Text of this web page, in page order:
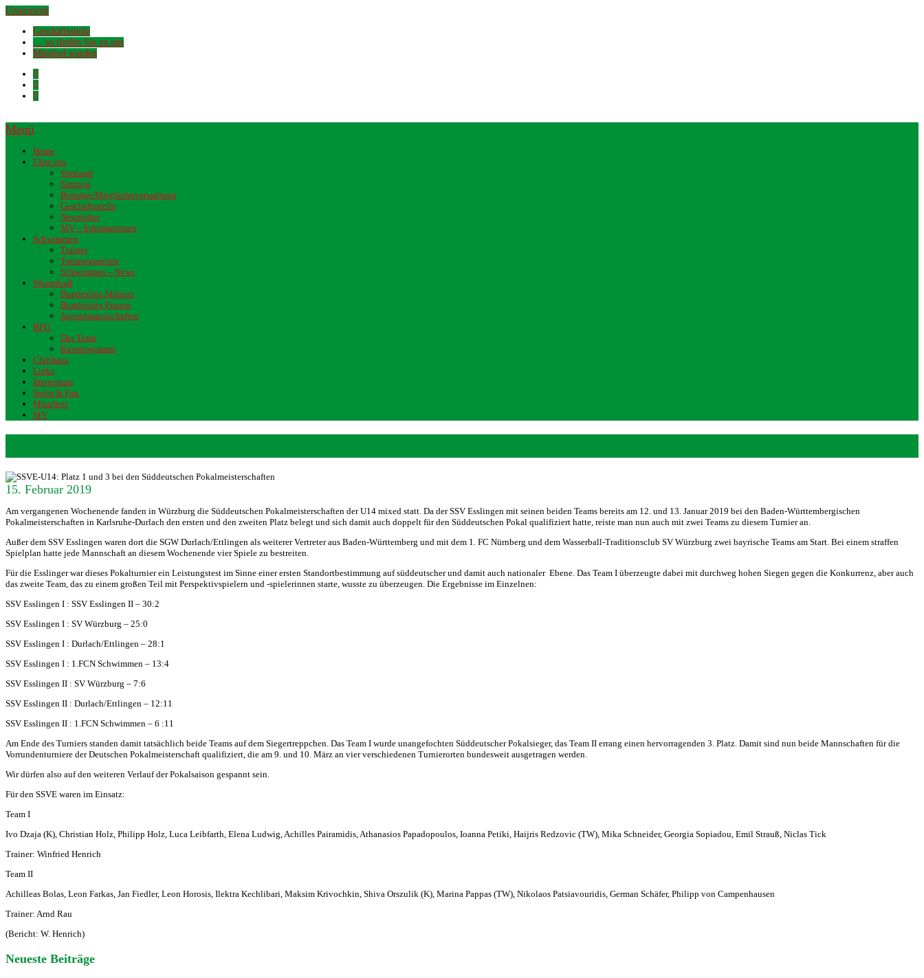
Untermenü
Geschäftsstelle
… so finden Sie zu uns
Mitglied werden
Menü
Home
Über uns
Vorstand
Satzung
Beiträge/Mitgliederverwaltung
Geschäftsstelle
Newsletter
MV – Informationen
Schwimmen
Trainer
Trainingszeiten
Schwimmen – News
Wasserball
Bundesliga Männer
Bundesliga Frauen
Jugendmannschaften
BFG
Das Team
Kursprogramm
Clubhaus
Links
Impressum
Swim & Fun
Mitarbeit
MV
15. Februar 2019
Am vergangenen Wochenende fanden in Würzburg die Süddeutschen Pokalmeisterschaften der U14 mixed statt. Da der SSV Esslingen mit seinen beiden Teams bereits am 12. und 13. Januar 2019 bei den Baden-Württembergischen
Pokalmeisterschaften in Karlsruhe-Durlach den ersten und den zweiten Platz belegt und sich damit auch doppelt für den Süddeutschen Pokal qualifiziert hatte, reiste man nun auch mit zwei Teams zu diesem Turnier an.
Außer dem SSV Esslingen waren dort die SGW Durlach/Ettlingen als weiterer Vertreter aus Baden-Württemberg und mit dem 1. FC Nürnberg und dem Wasserball-Traditionsclub SV Würzburg zwei bayrische Teams am Start. Bei einem straffen
Spielplan hatte jede Mannschaft an diesem Wochenende vier Spiele zu bestreiten.
Für die Esslinger war dieses Pokalturnier ein Leistungstest im Sinne einer ersten Standortbestimmung auf süddeutscher und damit auch nationaler Ebene. Das Team I überzeugte dabei mit durchweg hohen Siegen gegen die Konkurrenz, aber auch
das zweite Team, das zu einem großen Teil mit Perspektivspielern und -spielerinnen starte, wusste zu überzeugen. Die Ergebnisse im Einzelnen:
SSV Esslingen I : SSV Esslingen II – 30:2
SSV Esslingen I : SV Würzburg – 25:0
SSV Esslingen I : Durlach/Ettlingen – 28:1
SSV Esslingen I : 1.FCN Schwimmen – 13:4
SSV Esslingen II : SV Würzburg – 7:6
SSV Esslingen II : Durlach/Ettlingen – 12:11
SSV Esslingen II : 1.FCN Schwimmen – 6 :11
Am Ende des Turniers standen damit tatsächlich beide Teams auf dem Siegertreppchen. Das Team I wurde unangefochten Süddeutscher Pokalsieger, das Team II errang einen hervorragenden 3. Platz. Damit sind nun beide Mannschaften für die
Vorrundenturniere der Deutschen Pokalmeisterschaft qualifiziert, die am 9. und 10. März an vier verschiedenen Turnierorten bundesweit ausgetragen werden.
Wir dürfen also auf den weiteren Verlauf der Pokalsaison gespannt sein.
Für den SSVE waren im Einsatz:
Team I
Ivo Dzaja (K), Christian Holz, Philipp Holz, Luca Leibfarth, Elena Ludwig, Achilles Pairamidis, Athanasios Papadopoulos, Ioanna Petiki, Haijris Redzovic (TW), Mika Schneider, Georgia Sopiadou, Emil Strauß, Niclas Tick
Trainer: Winfried Henrich
Team II
Achilleas Bolas, Leon Farkas, Jan Fiedler, Leon Horosis, Ilektra Kechlibari, Maksim Krivochkin, Shiva Orszulik (K), Marina Pappas (TW), Nikolaos Patsiavouridis, German Schäfer, Philipp von Campenhausen
Trainer: Arnd Rau
(Bericht: W. Henrich)
Neueste Beiträge